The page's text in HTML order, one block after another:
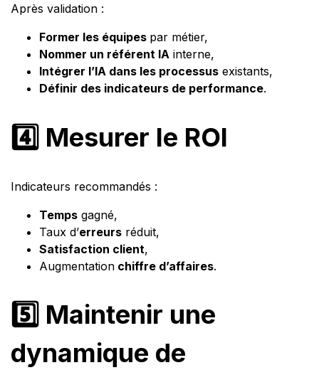
Après validation :
Former les équipes par métier,
Nommer un référent IA interne,
Intégrer l’IA dans les processus existants,
Définir des indicateurs de performance.
4️⃣ Mesurer le ROI
Indicateurs recommandés :
Temps gagné,
Taux d’erreurs réduit,
Satisfaction client,
Augmentation chiffre d’affaires.
5️⃣ Maintenir une
dynamique de